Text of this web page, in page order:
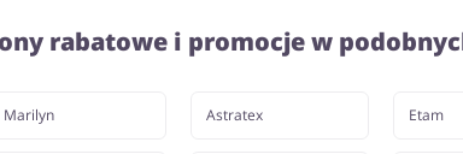
rabatowe i promocje w
Marilyn Astratex Etam